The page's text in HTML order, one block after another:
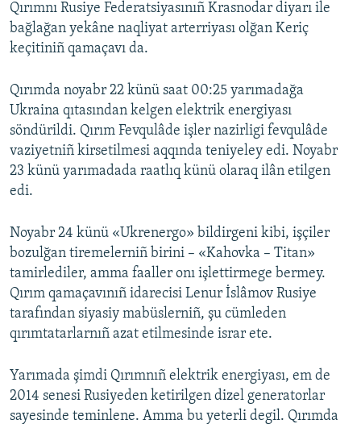
Qırımnı Rusiye Federatsiyasınıñ Krasnodar diyarı ile
bağlağan yekâne naqliyat arterriyası olğan Keriç
keçitiniñ qamaçavı da.
Qırımda noyabr 22 künü saat 00:25 yarımadağa
Ukraina qıtasından kelgen elektrik energiyası
söndürildi. Qırım Fevqulâde işler nazirligi fevqulâde
vaziyetniñ kirsetilmesi aqqında teniyeley edi. Noyabr
23 künü yarımadada raatlıq künü olaraq ilân etilgen
edi.
Noyabr 24 künü «Ukrenergo» bildirgeni kibi, işçiler
bozulğan tiremelerniñ birini – «Kahovka – Titan»
tamirlediler, amma faaller onı işlettirmege bermey.
Qırım qamaçavınıñ idarecisi Lenur İslâmov Rusiye
tarafından siyasiy mabüslerniñ, şu cümleden
qırımtatarlarnıñ azat etilmesinde israr ete.
Yarımada şimdi Qırımnıñ elektrik energiyası, em de
2014 senesi Rusiyeden ketirilgen dizel generatorlar
sayesinde teminlene. Amma bu yeterli degil. Qırımda